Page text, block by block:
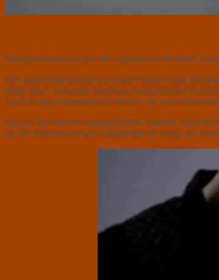
Bevægelsesløst kæmper hun sig gennem det hvide
Den grønlandsk-danske koreograf Sarah Aviaja
under dig. I et poetisk lydunivers komponeret af
Sarah Aviaja Hammeken de følelser der overvælder
Med de fire dansere Amanda Rubio Sánchez, Elias
og den desperation som uundgåeligt må opstå, når